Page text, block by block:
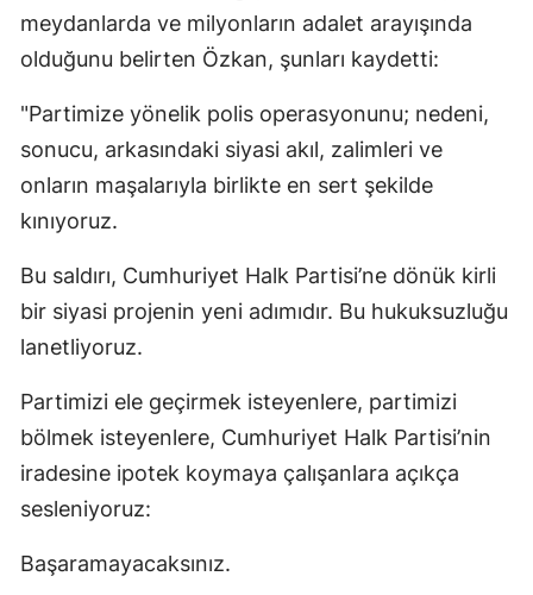
meydanlarda ve milyonların adalet arayışında
olduğunu belirten Özkan, şunları kaydetti:
"Partimize yönelik polis operasyonunu; nedeni,
sonucu, arkasındaki siyasi akıl, zalimleri ve
onların maşalarıyla birlikte en sert şekilde
kınıyoruz.
Bu saldırı, Cumhuriyet Halk Partisi’ne dönük kirli
bir siyasi projenin yeni adımıdır. Bu hukuksuzluğu
lanetliyoruz.
Partimizi ele geçirmek isteyenlere, partimizi
bölmek isteyenlere, Cumhuriyet Halk Partisi’nin
iradesine ipotek koymaya çalışanlara açıkça
sesleniyoruz:
Başaramayacaksınız.